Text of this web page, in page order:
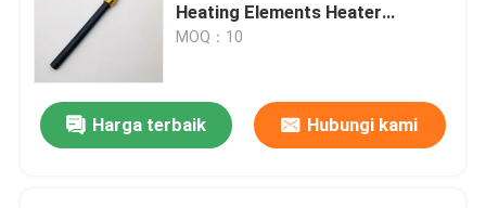
Pertunjukan VR
Tentang kami
Heating Elements Heater
Keramik
MOQ：10
Harga terbaik Hubungi kami